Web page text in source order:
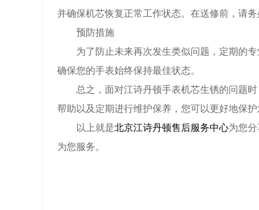
并确保机芯恢复正常工作状态。在送修前，请
预防措施
为了防止未来再次发生类似问题，定期的专
确保您的手表始终保持最佳状态。
总之，面对江诗丹顿手表机芯生锈的问题时
帮助以及定期进行维护保养，您可以更好地保护
以上就是北京江诗丹顿售后服务中心为您
为您服务。